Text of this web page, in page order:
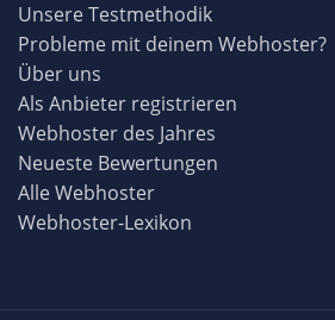
Unsere Testmethodik
Probleme mit deinem Webhoster?
Über uns
Als Anbieter registrieren
Webhoster des Jahres
Neueste Bewertungen
Alle Webhoster
Webhoster-Lexikon